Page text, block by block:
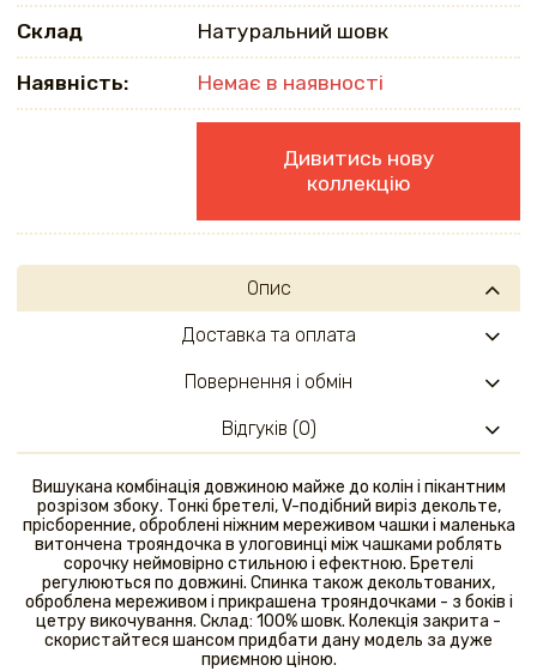
Склад Натуральний шовк
Наявність: Немає в наявності
Дивитись нову
коллекцію
Опис
Вишукана комбінація довжиною майже до колін і пікантним
розрізом збоку. Тонкі бретелі, V-подібний виріз декольте,
прісборенние, оброблені ніжним мереживом чашки і маленька
витончена трояндочка в улоговинці між чашками роблять
сорочку неймовірно стильною і ефектною. Бретелі
регулюються по довжині. Спинка також декольтованих,
оброблена мереживом і прикрашена трояндочками - з боків і
цетру викочування. Склад: 100% шовк. Колекція закрита -
скористайтеся шансом придбати дану модель за дуже
приємною ціною.
Доставка та оплата
Повернення і обмін
Відгуків (0)